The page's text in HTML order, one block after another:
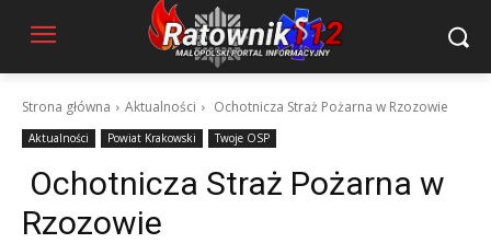
Strona główna Aktualności Ochotnicza Straż Pożarna w Rzozowie
Aktualności Powiat Krakowski Twoje OSP
Ochotnicza Straż Pożarna w
Rzozowie